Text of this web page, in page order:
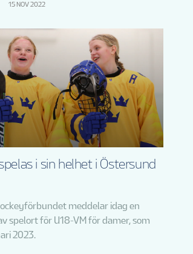
15 NOV 2022
i sin helhet i Östersund
meddelar idag en
spelort för U18-VM för damer, som
2023.